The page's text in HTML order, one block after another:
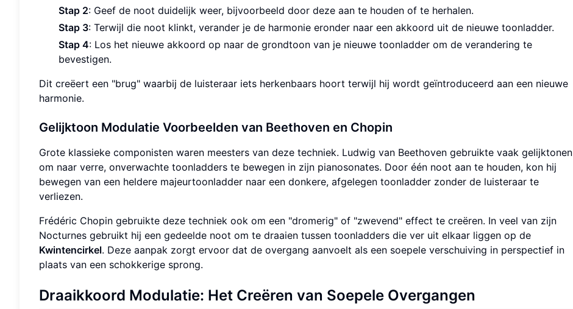
Stap 2: Geef de noot duidelijk weer, bijvoorbeeld door deze aan te houden of te herhalen.
Stap 3: Terwijl die noot klinkt, verander je de harmonie eronder naar een akkoord uit de nieuwe toonladder.
Stap 4: Los het nieuwe akkoord op naar de grondtoon van je nieuwe toonladder om de verandering te
bevestigen.
Dit creëert een "brug" waarbij de luisteraar iets herkenbaars hoort terwijl hij wordt geïntroduceerd aan een nieuwe
harmonie.
Gelijktoon Modulatie Voorbeelden van Beethoven en Chopin
Grote klassieke componisten waren meesters van deze techniek. Ludwig van Beethoven gebruikte vaak gelijktonen
om naar verre, onverwachte toonladders te bewegen in zijn pianosonates. Door één noot aan te houden, kon hij
bewegen van een heldere majeurtoonladder naar een donkere, afgelegen toonladder zonder de luisteraar te
verliezen.
Frédéric Chopin gebruikte deze techniek ook om een "dromerig" of "zwevend" effect te creëren. In veel van zijn
Nocturnes gebruikt hij een gedeelde noot om te draaien tussen toonladders die ver uit elkaar liggen op de
Kwintencirkel. Deze aanpak zorgt ervoor dat de overgang aanvoelt als een soepele verschuiving in perspectief in
plaats van een schokkerige sprong.
Draaikkoord Modulatie: Het Creëren van Soepele Overgangen